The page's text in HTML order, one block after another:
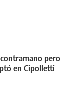
pero
en Cipolletti